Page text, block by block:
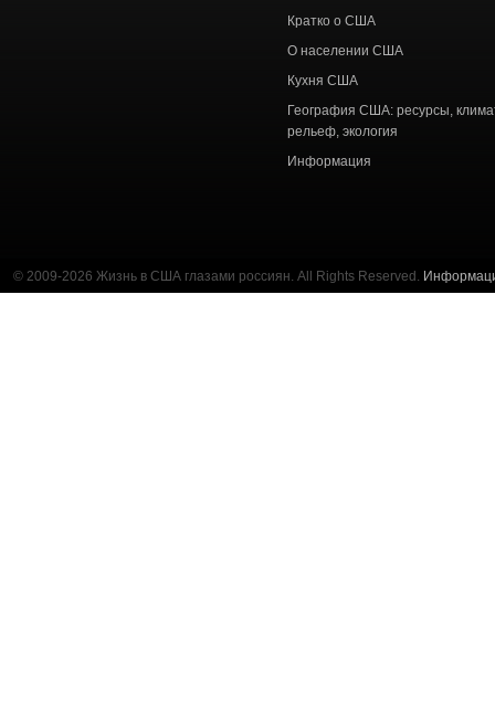
Кратко о США
О населении США
Кухня США
География США: ресурсы,
рельеф, экология
Информация
© 2009-2026 Жизнь в США глазами россиян. All Rights Reserved.